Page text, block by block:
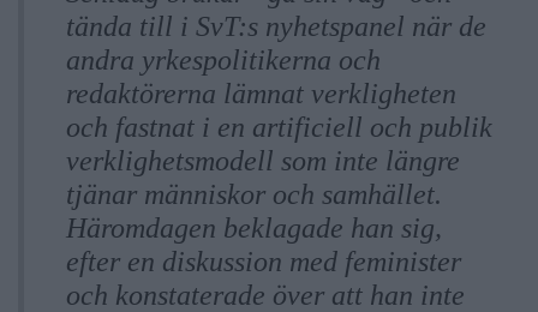
tända till i SvT:s nyhetspanel när de
andra yrkespolitikerna och
redaktörerna lämnat verkligheten
och fastnat i en artificiell och publik
verklighetsmodell som inte längre
tjänar människor och samhället.
Häromdagen beklagade han sig,
efter en diskussion med feminister
och konstaterade över att han inte